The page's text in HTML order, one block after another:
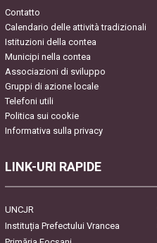
Contatto
Calendario delle attività tradizionali
Istituzioni della contea
Municipi nella contea
Associazioni di sviluppo
Gruppi di azione locale
Telefoni utili
Politica sui cookie
Informativa sulla privacy
LINK-URI RAPIDE
UNCJR
Instituția Prefectului Vrancea